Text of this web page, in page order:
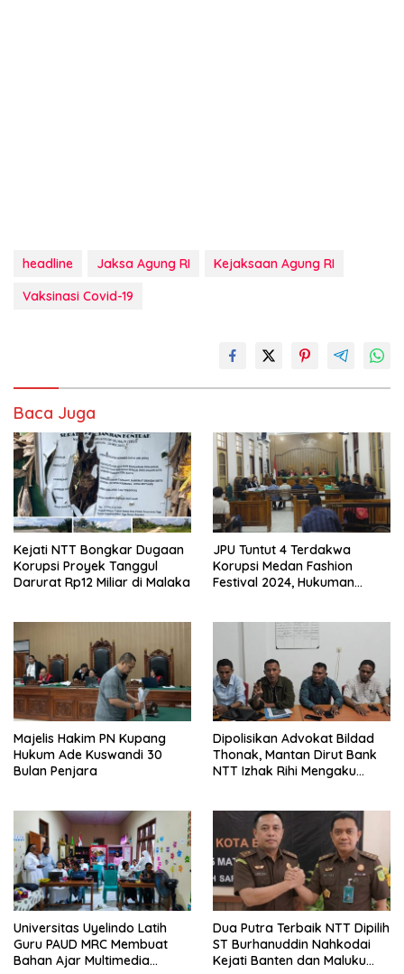
headline Jaksa Agung RI
Kejaksaan Agung RI
Vaksinasi Covid-19
Baca Juga
Kejati NTT Bongkar Dugaan
Korupsi Proyek Tanggul
Darurat Rp12 Miliar di Malaka
JPU Tuntut 4 Terdakwa
Korupsi Medan Fashion
Festival 2024, Hukuman
Majelis Hakim PN Kupang
Hukum Ade Kuswandi 30
Bulan Penjara
Dipolisikan Advokat Bildad
Thonak, Mantan Dirut Bank
NTT Izhak Rihi Mengaku
Universitas Uyelindo Latih
Guru PAUD MRC Membuat
Bahan Ajar Multimedia
Dua Putra Terbaik NTT Dipilih
ST Burhanuddin Nahkodai
Kejati Banten dan Maluku